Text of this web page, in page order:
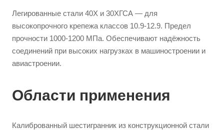
Легированные стали 40Х и 30ХГСА — для
высокопрочного крепежа классов 10.9-12.9. Предел
прочности 1000-1200 МПа. Обеспечивают надёжность
соединений при высоких нагрузках в машиностроении и
авиастроении.
Области применения
Калиброванный шестигранник из конструкционной стали